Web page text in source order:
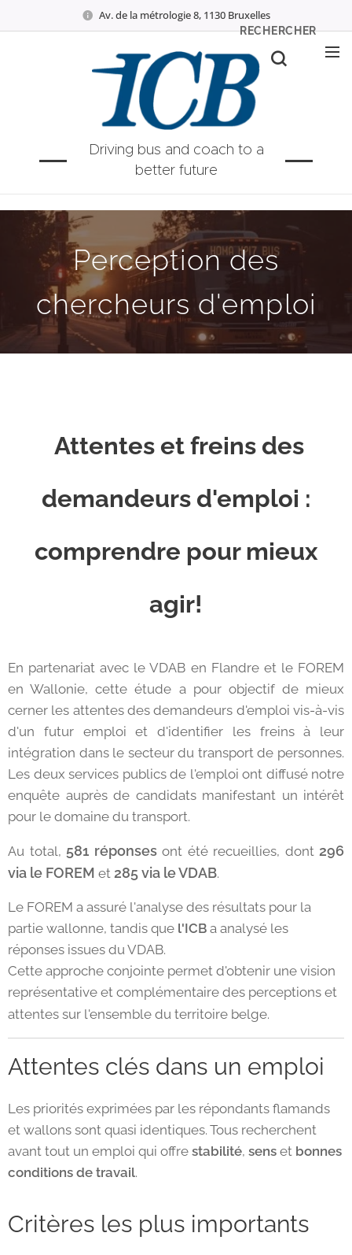
Av. de la métrologie 8, 1130 Bruxelles
Driving bus and coach to a
better future
RECHERCHER
Perception des
chercheurs d'emploi
Attentes et freins des
demandeurs d'emploi :
comprendre pour mieux
agir!
En partenariat avec le VDAB en Flandre et le FOREM
en Wallonie, cette étude a pour objectif de mieux
cerner les attentes des demandeurs d'emploi vis-à-vis
d'un futur emploi et d'identifier les freins à leur
intégration dans le secteur du transport de personnes.
Les deux services publics de l'emploi ont diffusé notre
enquête auprès de candidats manifestant un intérêt
pour le domaine du transport.
Au total, 581 réponsesont été recueillies, dont 296
via le FOREM et 285 via le VDAB.
Le FOREM a assuré l'analyse des résultats pour la
partie wallonne, tandis que l'ICB a analysé les
réponses issues du VDAB.
Cette approche conjointe permet d'obtenir une vision
représentative et complémentaire des perceptions et
attentes sur l'ensemble du territoire belge.
Attentes clés dans un emploi
Les priorités exprimées par les répondants flamands
et wallons sont quasi identiques. Tous recherchent
avant tout un emploi qui offre stabilité, sens et bonnes
conditions de travail.
Critères les plus importants